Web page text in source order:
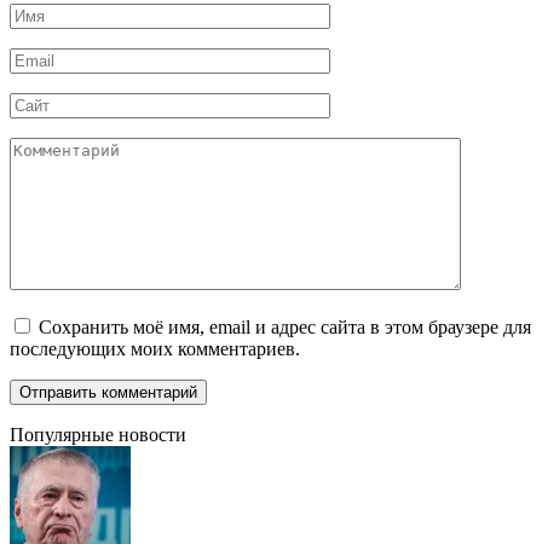
Имя
*
Email
*
Сайт
Комментарий
Сохранить моё имя, email и адрес сайта в этом браузере для
последующих моих комментариев.
Популярные новости